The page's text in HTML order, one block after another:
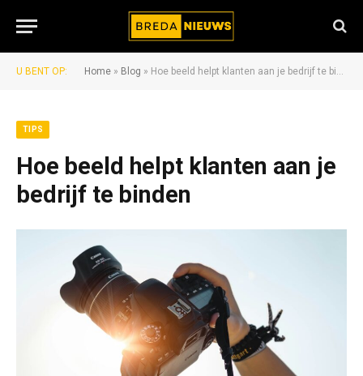
U BENT OP: Home » Blog » Hoe beeld helpt klanten aan je bedrijf te binden
TIPS
Hoe beeld helpt klanten aan je
bedrijf te binden